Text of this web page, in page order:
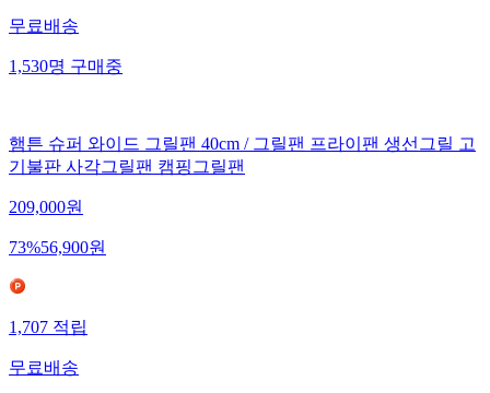
무료배송
1,530명구매중
햄튼 슈퍼 와이드 그릴팬 40cm / 그릴팬 프라이팬 생선그릴 고
기불판 사각그릴팬 캠핑그릴팬
209,000원
73%56,900원
1,707적립
무료배송